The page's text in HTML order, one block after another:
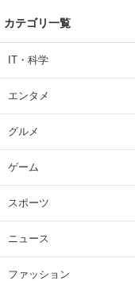
カテゴリ一覧
IT・科学
エンタメ
グルメ
ゲーム
スポーツ
ニュース
ファッション